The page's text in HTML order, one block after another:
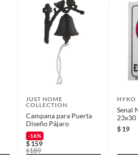
JUST HOME
COLLECTION
Campana para Puerta
Diseño Pájaro
-16%
$ 159
$189
HYKO
Senal
23x30
$19